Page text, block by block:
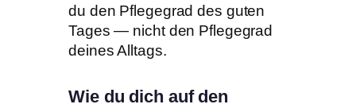
du den Pflegegrad des guten
Tages — nicht den Pflegegrad
deines Alltags.
Wie du dich auf den